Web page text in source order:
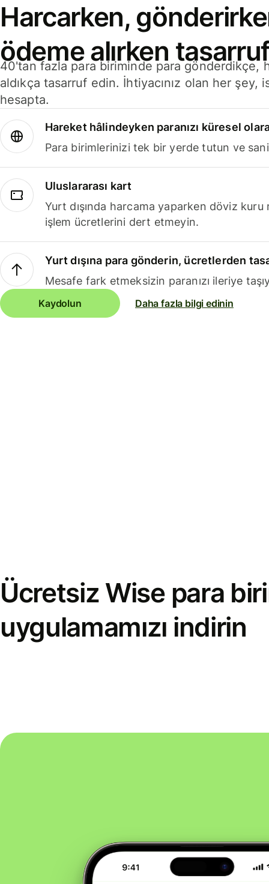
Harcarken,
ödeme alırken
40'tan fazla para biriminde para gönderdikçe,
aldıkça tasarruf edin. İhtiyacınız olan her
hesapta.
Hareket hâlindeyken paranızı küresel
Para birimlerinizi tek bir yerde tutun ve
Uluslararası kart
Yurt dışında harcama yaparken döviz kuru
işlem ücretlerini dert etmeyin.
Yurt dışına para gönderin, ücretlerden
Mesafe fark etmeksizin paranızı ileriye
Kaydolun Daha fazla bilgi edinin
Ücretsiz Wise para
uygulamamızı indirin